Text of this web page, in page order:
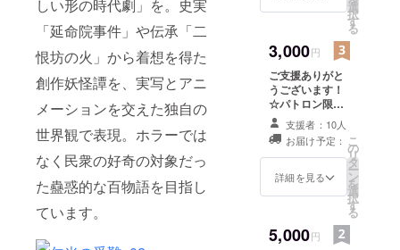
しい形の時代劇」を。史実
「延命院事件」や伝承「二
恨坊の火」から着想を得た
創作妖怪譚を、実写とアニ
メーションを交えた独自の
世界観で表現。ホラーでは
なく民衆の好奇の対象だっ
た蠱惑的な百物語を目指し
ています。
選
択
す
る
3,000円
ご支援ありがと
うございます！
☆パトロン限定
ブログ公開 ★短
篇映画『イチゴ
ジャム』DVD-R
※国内で様々な映
画祭に入選した
支援者：10人
お届け予定：
詳細を見る
こ
の
リ
タ
ー
ン
を
選
択
す
る
5,000円